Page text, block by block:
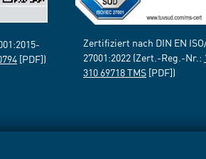
[PDF])
Zertifiziert nach DIN EN
27001:2022 (Zert.-Reg.-Nr.:
310 69718 TMS [PDF])